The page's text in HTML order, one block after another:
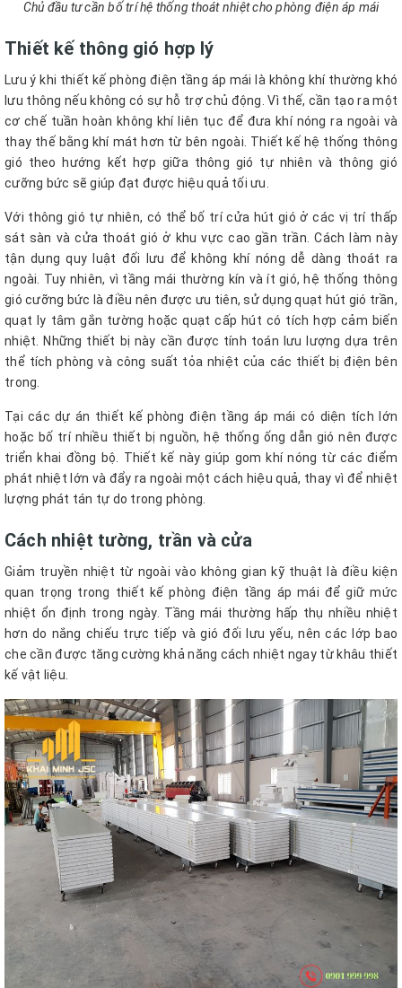
Chủ đầu tư cần bố trí hệ thống thoát nhiệt cho phòng điện áp mái
Thiết kế thông gió hợp lý
Lưu ý khi thiết kế phòng điện tầng áp mái là không khí thường khó
lưu thông nếu không có sự hỗ trợ chủ động. Vì thế, cần tạo ra một
cơ chế tuần hoàn không khí liên tục để đưa khí nóng ra ngoài và
thay thế bằng khí mát hơn từ bên ngoài. Thiết kế hệ thống thông
gió theo hướng kết hợp giữa thông gió tự nhiên và thông gió
cưỡng bức sẽ giúp đạt được hiệu quả tối ưu.
Với thông gió tự nhiên, có thể bố trí cửa hút gió ở các vị trí thấp
sát sàn và cửa thoát gió ở khu vực cao gần trần. Cách làm này
tận dụng quy luật đối lưu để không khí nóng dễ dàng thoát ra
ngoài. Tuy nhiên, vì tầng mái thường kín và ít gió, hệ thống thông
gió cưỡng bức là điều nên được ưu tiên, sử dụng quạt hút gió trần,
quạt ly tâm gắn tường hoặc quạt cấp hút có tích hợp cảm biến
nhiệt. Những thiết bị này cần được tính toán lưu lượng dựa trên
thể tích phòng và công suất tỏa nhiệt của các thiết bị điện bên
trong.
Tại các dự án thiết kế phòng điện tầng áp mái có diện tích lớn
hoặc bố trí nhiều thiết bị nguồn, hệ thống ống dẫn gió nên được
triển khai đồng bộ. Thiết kế này giúp gom khí nóng từ các điểm
phát nhiệt lớn và đẩy ra ngoài một cách hiệu quả, thay vì để nhiệt
lượng phát tán tự do trong phòng.
Cách nhiệt tường, trần và cửa
Giảm truyền nhiệt từ ngoài vào không gian kỹ thuật là điều kiện
quan trọng trong thiết kế phòng điện tầng áp mái để giữ mức
nhiệt ổn định trong ngày. Tầng mái thường hấp thụ nhiều nhiệt
hơn do nắng chiếu trực tiếp và gió đối lưu yếu, nên các lớp bao
che cần được tăng cường khả năng cách nhiệt ngay từ khâu thiết
kế vật liệu.